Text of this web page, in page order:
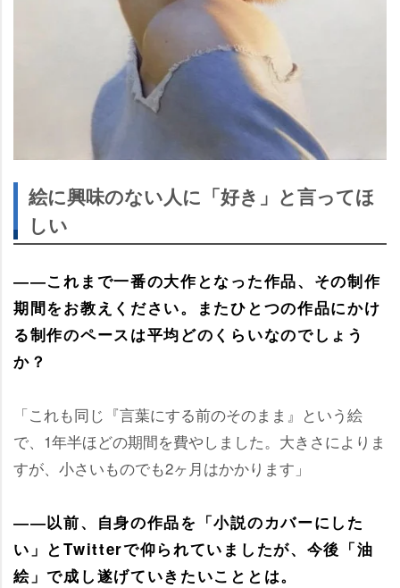
絵に興味のない人に「好き」と言ってほ
しい
――これまで一番の大作となった作品、その制作
期間をお教えください。またひとつの作品にかけ
る制作のペースは平均どのくらいなのでしょう
か？
「これも同じ『言葉にする前のそのまま』という絵
で、1年半ほどの期間を費やしました。大きさによりま
すが、小さいものでも2ヶ月はかかります」
――以前、自身の作品を「小説のカバーにした
い」とTwitterで仰られていましたが、今後「油
絵」で成し遂げていきたいこととは。